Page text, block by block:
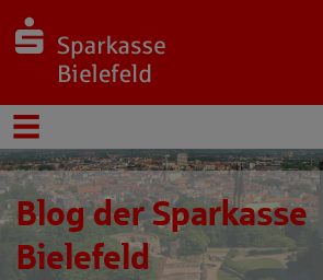
Blog der Sparkasse
Bielefeld